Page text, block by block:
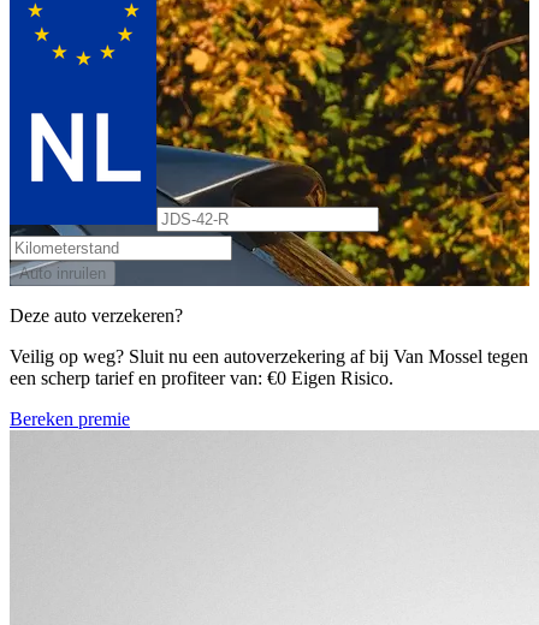
Auto inruilen
Deze auto verzekeren?
Veilig op weg? Sluit nu een autoverzekering af bij Van Mossel tegen
een scherp tarief en profiteer van: €0 Eigen Risico.
Bereken premie